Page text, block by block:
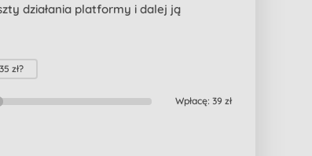
działania platformy i dalej ją
35 zł?
Wpłacę: 39 zł